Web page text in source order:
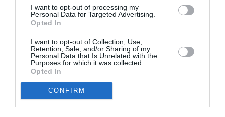
I want to opt-out of processing my
Personal Data for Targeted Advertising.
Opted In
I want to opt-out of Collection, Use,
Retention, Sale, and/or Sharing of my
Personal Data that Is Unrelated with the
Purposes for which it was collected.
Opted In
CONFIRM
trasférés à autre siège. Ils étaient
imperfections imperceptibles au pif nu ou de la
correspondance parmi ceux-là et ceux en cours de
loi. Pour couvrir les enquêtes, qui ont demandé des
temps longs même pour les vérifications à l’étranger,
le Bureau Immigration a continué à instruire les